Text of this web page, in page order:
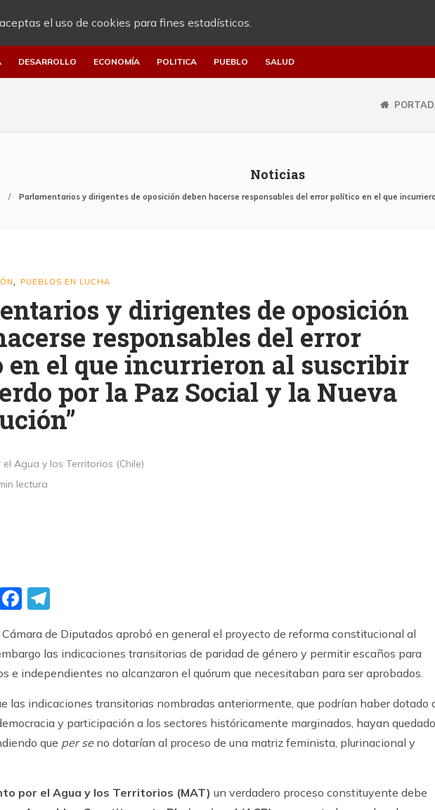
el uso de cookies para fines estadísticos.
DESARROLLO ECONOMÍA POLITICA PUEBLO SALUD
Noticias
Parlamentarios y dirigentes de oposición deben hacerse responsables del error político en el que
PUEBLOS EN LUCHA
y dirigentes de oposición
responsables del error
el que incurrieron al suscribir
por la Paz Social y la Nueva
Agua y los Territorios (Chile)
lectura
TwitterFacebook
de Diputados aprobó en general el proyecto de reforma constitucional al
las indicaciones transitorias de paridad de género y permitir escaños para
e independientes no alcanzaron el quórum que necesitaban para ser aprobados.
las indicaciones transitorias nombradas anteriormente, que podrían haber dotado
y participación a los sectores históricamente marginados, hayan quedado
que per seno dotarían al proceso de una matriz feminista, plurinacional y
por el Agua y los Territorios (MAT) un verdadero proceso constituyente debe